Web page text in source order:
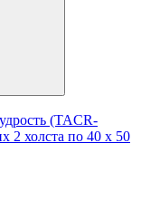
(TACR-
2 холста по 40 х 50